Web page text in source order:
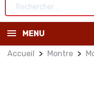
MENU
Accueil Montre